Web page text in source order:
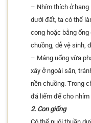
– Nhím thích ở
dưới đất, ta có thể
cong hoặc bằng
chuồng, dễ vệ sinh,
– Máng uống vừa
xây ở ngoài sân,
nền chuồng. Trong
đá liếm để cho nhím
2. Con giống